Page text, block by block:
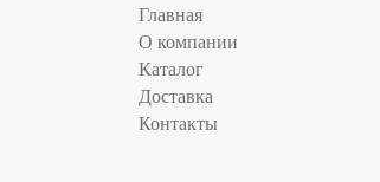
Главная
О компании
Каталог
Доставка
Контакты